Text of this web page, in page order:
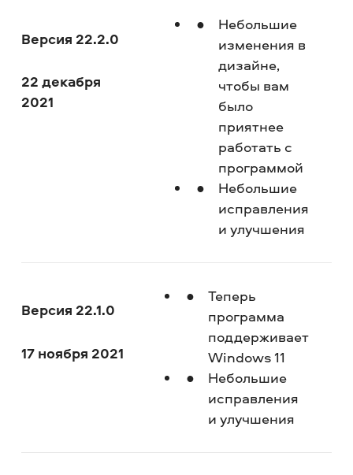
Версия 22.2.0
22 декабря
2021
Небольшие
изменения в
дизайне,
чтобы вам
было
приятнее
работать с
программой
Небольшие
исправления
и улучшения
Версия 22.1.0
17 ноября 2021
Теперь
программа
поддерживает
Windows 11
Небольшие
исправления
и улучшения